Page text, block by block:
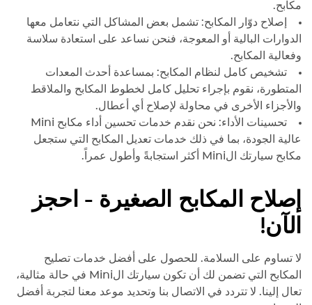
مكابح.
إصلاح دوّار المكابح: تشمل بعض المشاكل التي نتعامل معها
الدوارات البالية أو المعوجة، فنحن نساعد على استعادة سلاسة
وفعالية المكابح.
تشخيص كامل لنظام المكابح: بمساعدة أحدث المعدات
المتطورة، نقوم بإجراء تحليل كامل لخطوط المكابح والملاقط
والأجزاء الأخرى في محاولة لإصلاح أي أعطال.
تحسينات الأداء: نحن نقدم خدمات تحسين أداء مكابح Mini
عالية الجودة، بما في ذلك خدمات تعديل المكابح التي ستجعل
مكابح سيارتك الMini أكثر استجابةً وأطول عمراً.
إصلاح المكابح الصغيرة - احجز
الآن!
لا تساوم على السلامة. للحصول على أفضل خدمات تصليح
المكابح التي تضمن لك أن تكون سيارتك الMini في حالة مثالية،
تعال إلينا. لا تتردد في الاتصال بنا وتحديد موعد معنا لتجربة أفضل